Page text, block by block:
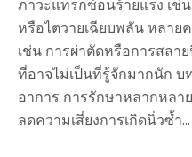
ภาวะแทรกซ้อนร้ายแรง เช่
หรือไตวายเฉียบพลัน หลาย
เช่น การผ่าตัดหรือการสลา
ที่อาจไม่เป็นที่รู้จักมากนัก
อาการ การรักษาหลากหลา
ลดความเสี่ยงการเกิดนิ่วซ้ำ...